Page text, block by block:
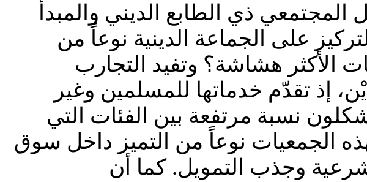
المجتمعي ذي الطابع الديني والمبدأ
على الجماعة الدينية نوعاً من
الأكثر هشاشة؟ وتفيد التجارب
إذ تقدّم خدماتها للمسلمين وغير
نسبة مرتفعة بين الفئات التي
الجمعيات نوعاً من التميز داخل سوق
وجذب التمويل. كما أن